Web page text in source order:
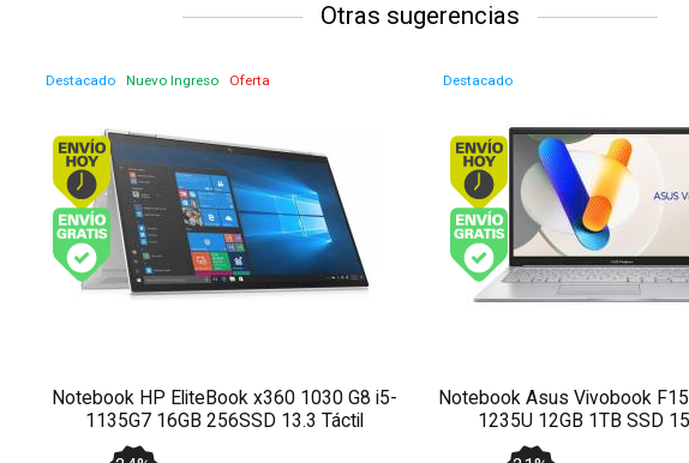
Otras sugerencias
Destacado Nuevo Ingreso Oferta
Envío hoy. Comprando antes de 13Hs.
Envío gratis (Ver Envíos y Pagos)
Notebook HP EliteBook x360 1030 G8 i5-
1135G7 16GB 256SSD 13.3 Táctil
Destacado
Envío hoy.
Envío gratis (Ver
Notebook Asus Vivobook
1235U 12GB 1TB SSD